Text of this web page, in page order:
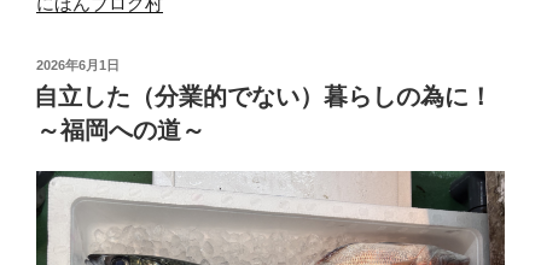
投
稿
日:
2026年6月1日
自立した（分業的でない）暮らしの為に！
～福岡への道～